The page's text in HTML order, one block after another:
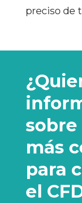
preciso de
sobre
más
para
el